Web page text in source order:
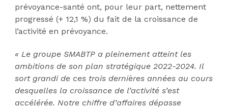
prévoyance-santé ont, pour leur part, nettement
progressé (+ 12,1 %) du fait de la croissance de
l’activité en prévoyance.
« Le groupe SMABTP a pleinement atteint les
ambitions de son plan stratégique 2022-2024. Il
sort grandi de ces trois dernières années au cours
desquelles la croissance de l’activité s’est
accélérée. Notre chiffre d’affaires dépasse